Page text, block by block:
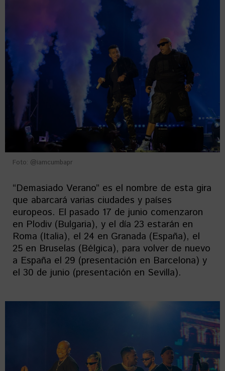
Foto: @iamcumbapr
“Demasiado Verano” es el nombre de esta gira
que abarcará varias ciudades y países
europeos. El pasado 17 de junio comenzaron
en Plodiv (Bulgaria), y el día 23 estarán en
Roma (Italia), el 24 en Granada (España), el
25 en Bruselas (Bélgica), para volver de nuevo
a España el 29 (presentación en Barcelona) y
el 30 de junio (presentación en Sevilla).